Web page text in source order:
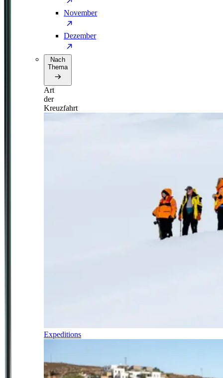
November
Dezember
Nach
Thema
Art
der
Kreuzfahrt
Expeditions